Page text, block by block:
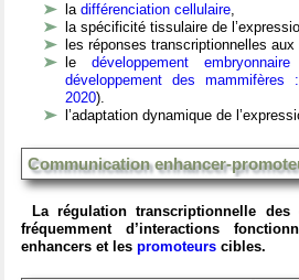
la différenciation cellulaire,
la spécificité tissulaire de
les réponses transcriptionnelles
le développement embryonnaire
développement des mammifères
2020).
l’adaptation dynamique de
Communication enhancer-
La régulation transcriptionnelle des
fréquemment d’interactions
enhancers et les promoteurs cibles.